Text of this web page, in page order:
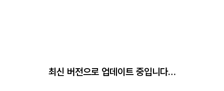
최신 버전으로 업데이트 중입니다…